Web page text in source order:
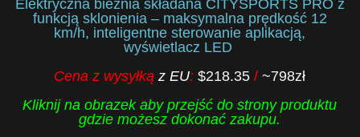
Elektryczna bieżnia składana CITYSPORTS PRO z
funkcją sklonienia – maksymalna prędkość 12
km/h, inteligentne sterowanie aplikacją,
wyświetlacz LED
Cena z wysyłką z EU:$218.35/~798zł
Kliknij na obrazek aby przejść do strony produktu
gdzie możesz dokonać zakupu.